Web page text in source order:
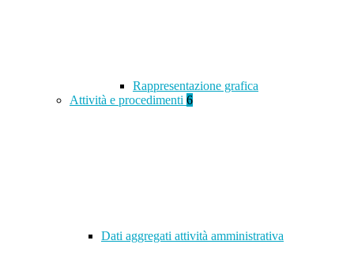
Rappresentazione grafica
Attività e procedimenti 6
Dati aggregati attività amministrativa